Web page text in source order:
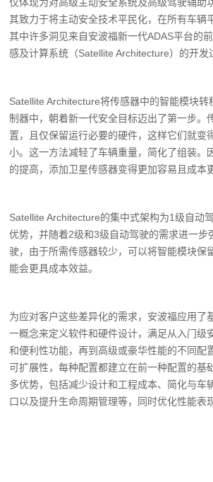
其致力于将主动安全技术平民化，在所有车辆
其中许多洞见来自安波福新一代ADAS平台
感及计算系统（Satellite Architecture）的开发
Satellite Architecture将传感器中的智能模块转
制器中，朝着新一代安全目标迈出了第一步。
置，且仅保留运行必要的硬件，这样它们就变
小。这一方法减轻了车辆重量，简化了组装。
的提高，添加卫星传感器变得更加容易且成本
Satellite Architecture的集中式架构为1级自动
优势，并随着2级和3级自动驾驶的需求进一步
驶，由于所需传感器较少，可以将智能模块保
能会更具成本效益。
为应对客户这些差异化的需求，安波福应用了
一概念来定义软件和硬件设计，满足从入门级
和便利性功能，再到高级或豪华性能的不同配
可扩展性，每种配置都建立在前一种配置的基
多优势，包括减少设计和工程成本、简化与车
口以及提升生命周期管理等，同时优化性能表